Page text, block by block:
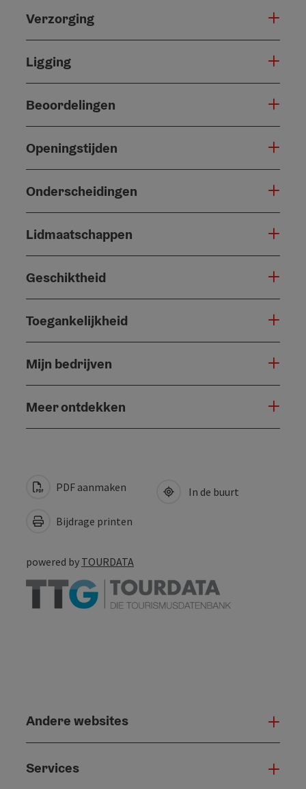
Verzorging
Ligging
Beoordelingen
Openingstijden
Onderscheidingen
Lidmaatschappen
Geschiktheid
Toegankelijkheid
Mijn bedrijven
Meer ontdekken
PDF aanmaken
Bijdrage printen
In de buurt
powered by TOURDATA
Andere websites
Services